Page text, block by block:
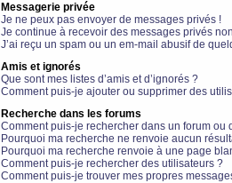
Messagerie privée
Je ne peux pas envoyer de messages privés !
Je continue à recevoir des messages privés
J’ai reçu un spam ou un em-mail abusif de
Amis et ignorés
Que sont mes listes d’amis et d’ignorés ?
Comment puis-je ajouter ou supprimer des
Recherche dans les forums
Comment puis-je rechercher dans un forum ou
Pourquoi ma recherche ne renvoie aucun
Pourquoi ma recherche renvoie à une page
Comment puis-je rechercher des utilisateurs ?
Comment puis-je trouver mes propres